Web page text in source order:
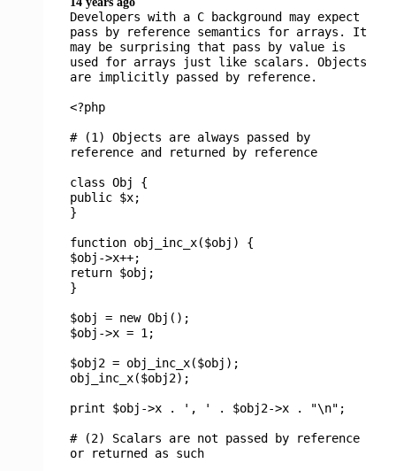
Developers with a C background may expect
pass by reference semantics for arrays. It
may be surprising that pass by value is
used for arrays just like scalars. Objects
are implicitly passed by reference.
<?php
# (1) Objects are always passed by
reference and returned by reference
class Obj {
public $x;
}
function obj_inc_x($obj ) {
$obj ->x++;
return $obj ;
}
$obj = new Obj ();
$obj ->x = 1 ;
$obj2 = obj_inc_x($obj );
obj_inc_x($obj2);
print $obj ->x . ', ' . $obj2->x . "\n" ;
# (2) Scalars are not passed by reference
or returned as such